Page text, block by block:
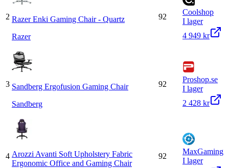
2 Razer Enki Gaming Chair - Quartz
Razer
92
Coolshop
I lager
4 949 kr
3 Sandberg Ergofusion Gaming Chair
Sandberg
92
Proshop.se
I lager
2 428 kr
4 Arozzi Avanti Soft Upholstery Fabric
Ergonomic Office and Gaming Chair
92
MaxGaming
I lager